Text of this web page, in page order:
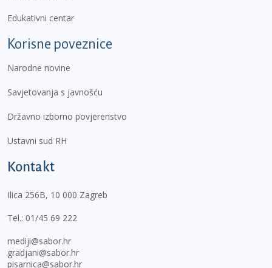
Edukativni centar
Korisne poveznice
Narodne novine
Savjetovanja s javnošću
Državno izborno povjerenstvo
Ustavni sud RH
Kontakt
Ilica 256B, 10 000 Zagreb
Tel.: 01/45 69 222
mediji@sabor.hr
gradjani@sabor.hr
pisarnica@sabor.hr